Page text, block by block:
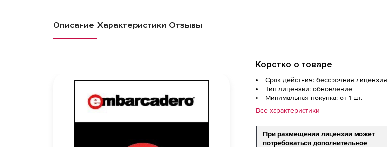
Описание Характеристики Отзывы
Коротко о товаре
Срок действия: бессрочная лицензия
Тип лицензии: обновление
Минимальная покупка: от 1 шт.
Все характеристики
При размещении лицензии может
потребоваться дополнительное